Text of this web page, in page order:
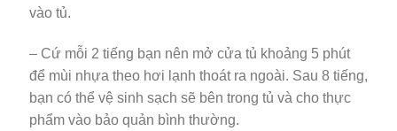
vào tủ.
– Cứ mỗi 2 tiếng bạn nên mở cửa tủ khoảng 5 phút
để mùi nhựa theo hơi lạnh thoát ra ngoài. Sau 8 tiếng,
bạn có thể vệ sinh sạch sẽ bên trong tủ và cho thực
phẩm vào bảo quản bình thường.